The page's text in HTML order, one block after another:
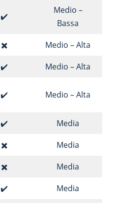
✔️
Medio –
Bassa
✖️ Medio – Alta
✔️ Medio – Alta
✔️ Medio – Alta
✔️ Media
✖️ Media
✖️ Media
✔️ Media